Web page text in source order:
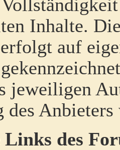
Inhalte.
auf
jeweiligen
des Anbieters
Links des